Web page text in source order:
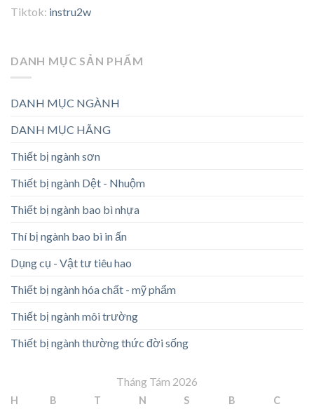
Tiktok: instru2w
DANH MỤC SẢN PHẨM
DANH MỤC NGÀNH
DANH MỤC HÃNG
Thiết bị ngành sơn
Thiết bị ngành Dệt - Nhuộm
Thiết bị ngành bao bì nhựa
Thí bị ngành bao bì in ấn
Dụng cụ - Vật tư tiêu hao
Thiết bị ngành hóa chất - mỹ phẩm
Thiết bị ngành môi trường
Thiết bị ngành thường thức đời sống
Tháng Tám 2026
H B T N S B C